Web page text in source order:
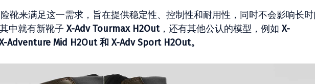
靴来满足这一需求，旨在提供稳定性、控制性和耐用性，同时不会影响长
中就有新靴子 X-Adv Tourmax H2Out，还有其他公认的模型，例如 X-
Adventure Mid H2Out 和 X-Adv Sport H2Out。